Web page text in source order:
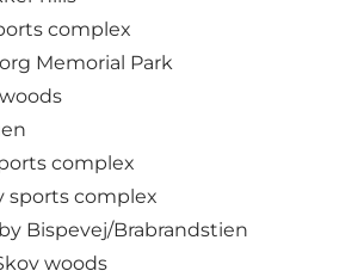
complex
Memorial Park
complex
sports complex
Bispevej/Brabrandstien
woods